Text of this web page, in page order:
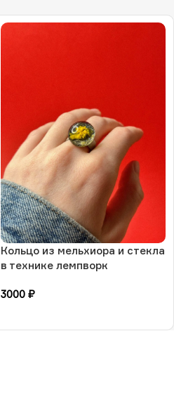
Кольцо из мельхиора и стекла
в технике лемпворк
3000 ₽